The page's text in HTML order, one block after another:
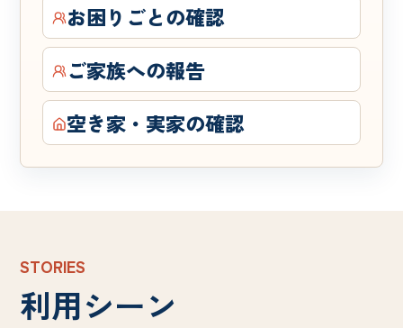
お困りごとの確認
ご家族への報告
空き家・実家の確認
STORIES
利用シーン